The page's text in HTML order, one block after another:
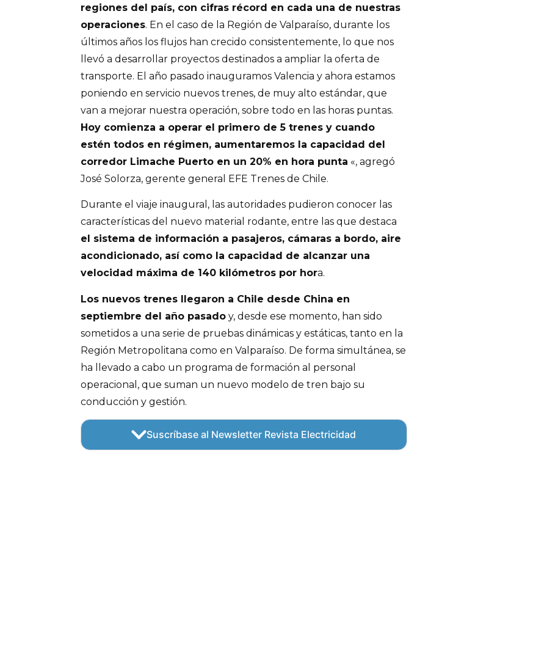
regiones del país, con cifras récord en cada una de nuestras
operaciones. En el caso de la Región de Valparaíso, durante los
últimos años los flujos han crecido consistentemente, lo que nos
llevó a desarrollar proyectos destinados a ampliar la oferta de
transporte. El año pasado inauguramos Valencia y ahora estamos
poniendo en servicio nuevos trenes, de muy alto estándar, que
van a mejorar nuestra operación, sobre todo en las horas puntas.
Hoy comienza a operar el primero de 5 trenes y cuando
estén todos en régimen, aumentaremos la capacidad del
corredor Limache Puerto en un 20% en hora punta «, agregó
José Solorza, gerente general EFE Trenes de Chile.
Durante el viaje inaugural, las autoridades pudieron conocer las
características del nuevo material rodante, entre las que destaca
el sistema de información a pasajeros, cámaras a bordo, aire
acondicionado, así como la capacidad de alcanzar una
velocidad máxima de 140 kilómetros por hora.
Los nuevos trenes llegaron a Chile desde China en
septiembre del año pasado y, desde ese momento, han sido
sometidos a una serie de pruebas dinámicas y estáticas, tanto en la
Región Metropolitana como en Valparaíso. De forma simultánea, se
ha llevado a cabo un programa de formación al personal
operacional, que suman un nuevo modelo de tren bajo su
conducción y gestión.
Suscríbase al Newsletter Revista Electricidad